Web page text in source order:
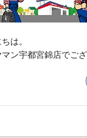
は。
ン宇都宮錦店でござ